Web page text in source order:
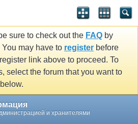
sure to check out the FAQ by
may have to register before
link above to proceed. To
select the forum that you want to
и хранителями